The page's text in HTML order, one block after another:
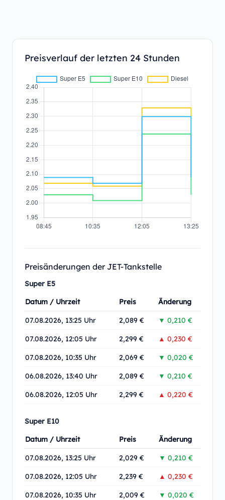
Preisverlauf der letzten 24 Stunden
Preisänderungen der JET-Tankstelle
Super E5
Datum / Uhrzeit
Preis Änderung
07.08.2026, 13:25 Uhr 2,089 € ▼ 0,210 €
07.08.2026, 12:05 Uhr 2,299 € ▲ 0,230 €
07.08.2026, 10:35 Uhr 2,069 € ▼ 0,020 €
06.08.2026, 13:40 Uhr 2,089 € ▼ 0,210 €
06.08.2026, 12:05 Uhr 2,299 € ▲ 0,220 €
Super E10
Datum / Uhrzeit
Preis Änderung
07.08.2026, 13:25 Uhr 2,029 € ▼ 0,210 €
07.08.2026, 12:05 Uhr 2,239 € ▲ 0,230 €
07.08.2026, 10:35 Uhr 2,009 € ▼ 0,020 €